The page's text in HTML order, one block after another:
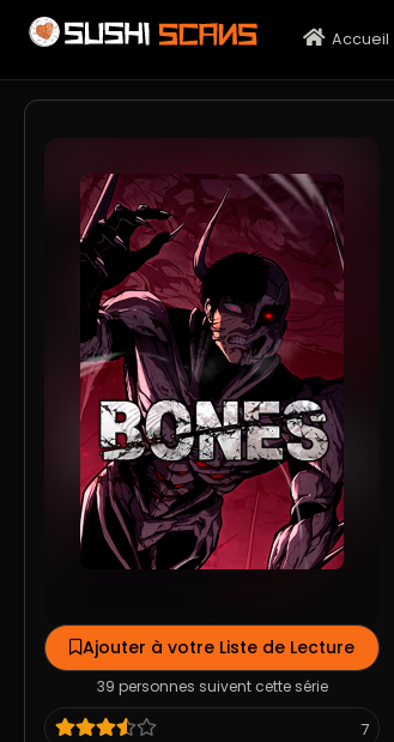
Accueil
Ajouter à votre Liste de Lecture
39 personnes suivent cette série
7